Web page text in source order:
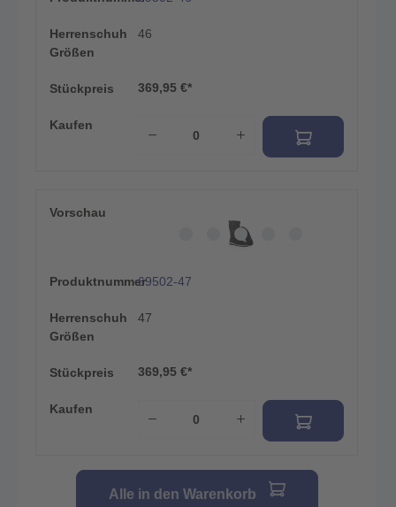
Herrenschuh
Größen
46
Stückpreis 369,95 €*
Kaufen
Vorschau
Produktnummer69502-47
Herrenschuh
Größen
47
Stückpreis 369,95 €*
Kaufen
Alle in den Warenkorb